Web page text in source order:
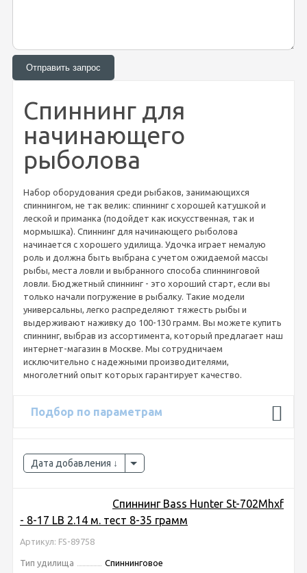
Спиннинг для
начинающего
рыболова
Набор оборудования среди рыбаков, занимающихся
спиннингом, не так велик: спиннинг с хорошей катушкой и
леской и приманка (подойдет как искусственная, так и
мормышка). Спиннинг для начинающего рыболова
начинается с хорошего удилища. Удочка играет немалую
роль и должна быть выбрана с учетом ожидаемой массы
рыбы, места ловли и выбранного способа спиннинговой
ловли. Бюджетный спиннинг - это хороший старт, если вы
только начали погружение в рыбалку. Такие модели
универсальны, легко распределяют тяжесть рыбы и
выдерживают наживку до 100-130 грамм. Вы можете купить
спиннинг, выбрав из ассортимента, который предлагает наш
интернет-магазин в Москве. Мы сотрудничаем
исключительно с надежными производителями,
многолетний опыт которых гарантирует качество.
Подбор по параметрам
Дата добавления
Спиннинг Bass Hunter St-702Mhxf
- 8-17 LB 2.14 м. тест 8-35 грамм
Артикул: FS-89758
Тип удилища Спиннинговое